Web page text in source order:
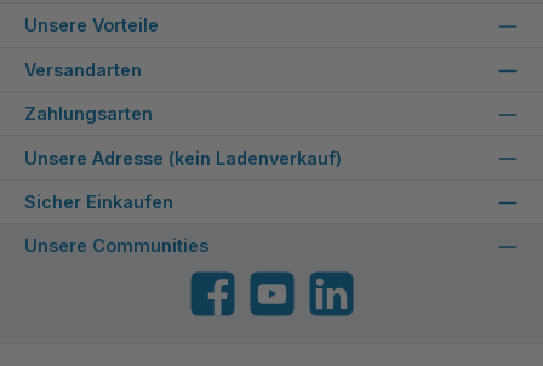
Unsere Vorteile
Versandarten
Zahlungsarten
Unsere Adresse (kein Ladenverkauf)
Sicher Einkaufen
Unsere Communities
FacebookYouTube